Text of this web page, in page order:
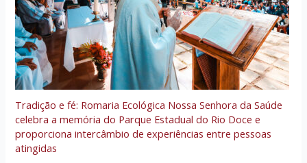
Tradição e fé: Romaria Ecológica Nossa Senhora da Saúde
celebra a memória do Parque Estadual do Rio Doce e
proporciona intercâmbio de experiências entre pessoas
atingidas